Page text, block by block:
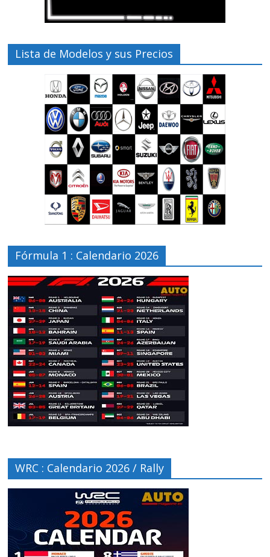
Lista de Modelos y sus Precios
Fórmula 1 : Calendario 2026
WRC : Calendario 2026 / Rally